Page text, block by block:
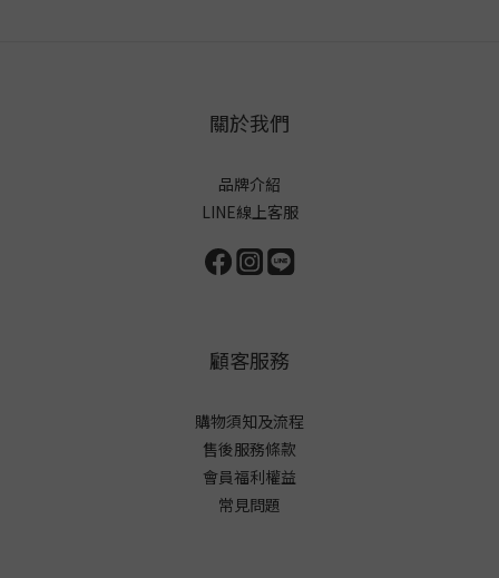
關於我們
品牌介紹
LINE線上客服
顧客服務
購物須知及流程
售後服務條款
會員福利權益
常見問題